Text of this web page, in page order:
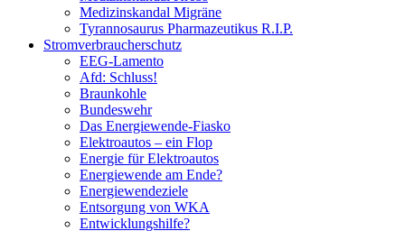
Medizinskandal Migräne
Tyrannosaurus Pharmazeutikus R.I.P.
Stromverbraucherschutz
EEG-Lamento
Afd: Schluss!
Braunkohle
Bundeswehr
Das Energiewende-Fiasko
Elektroautos – ein Flop
Energie für Elektroautos
Energiewende am Ende?
Energiewendeziele
Entsorgung von WKA
Entwicklungshilfe?